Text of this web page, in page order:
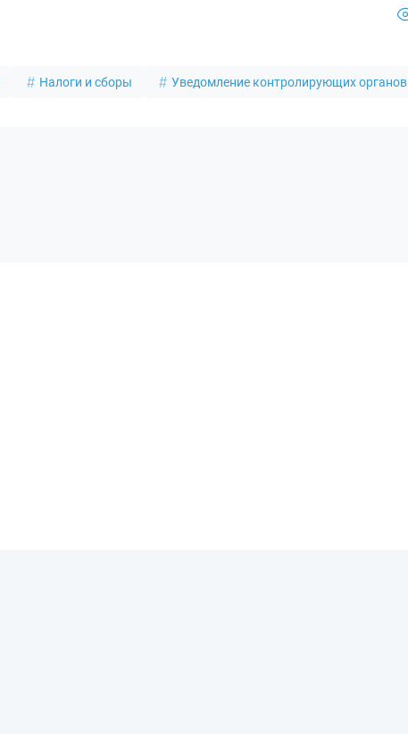
Налоги и сборы Уведомление контролирующих органов